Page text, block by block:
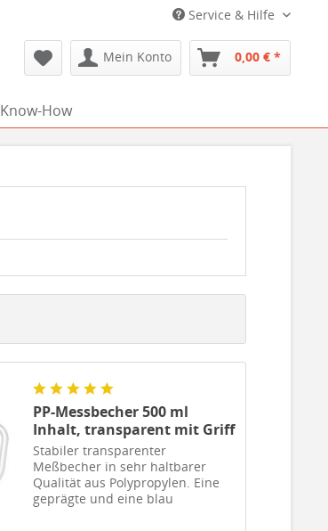
Service & Hilfe
Mein Konto 0,00 € *
Know-How
PP-Messbecher 500 ml
Inhalt, transparent mit Griff
und erhabene blaue
Maßskala
Stabiler transparenter
Meßbecher in sehr haltbarer
Qualität aus Polypropylen. Eine
geprägte und eine blau